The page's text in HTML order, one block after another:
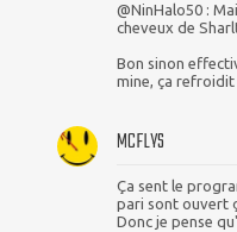
@NinHalo50 :
cheveux de
Bon sinon
mine, ça refroidit
MCFLYS
Ça sent le
pari sont ouvert
Donc je pense